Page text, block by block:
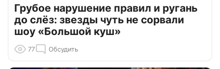
Грубое нарушение правил и ругань
до слёз: звезды чуть не сорвали
шоу «Большой куш»
77 Обсудить